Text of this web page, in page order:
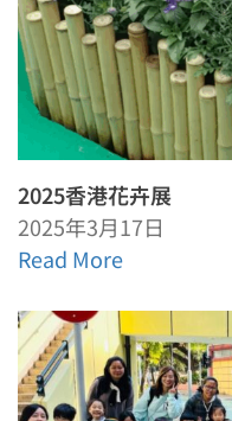
2025香港花卉展
2025年3月17日
Read More